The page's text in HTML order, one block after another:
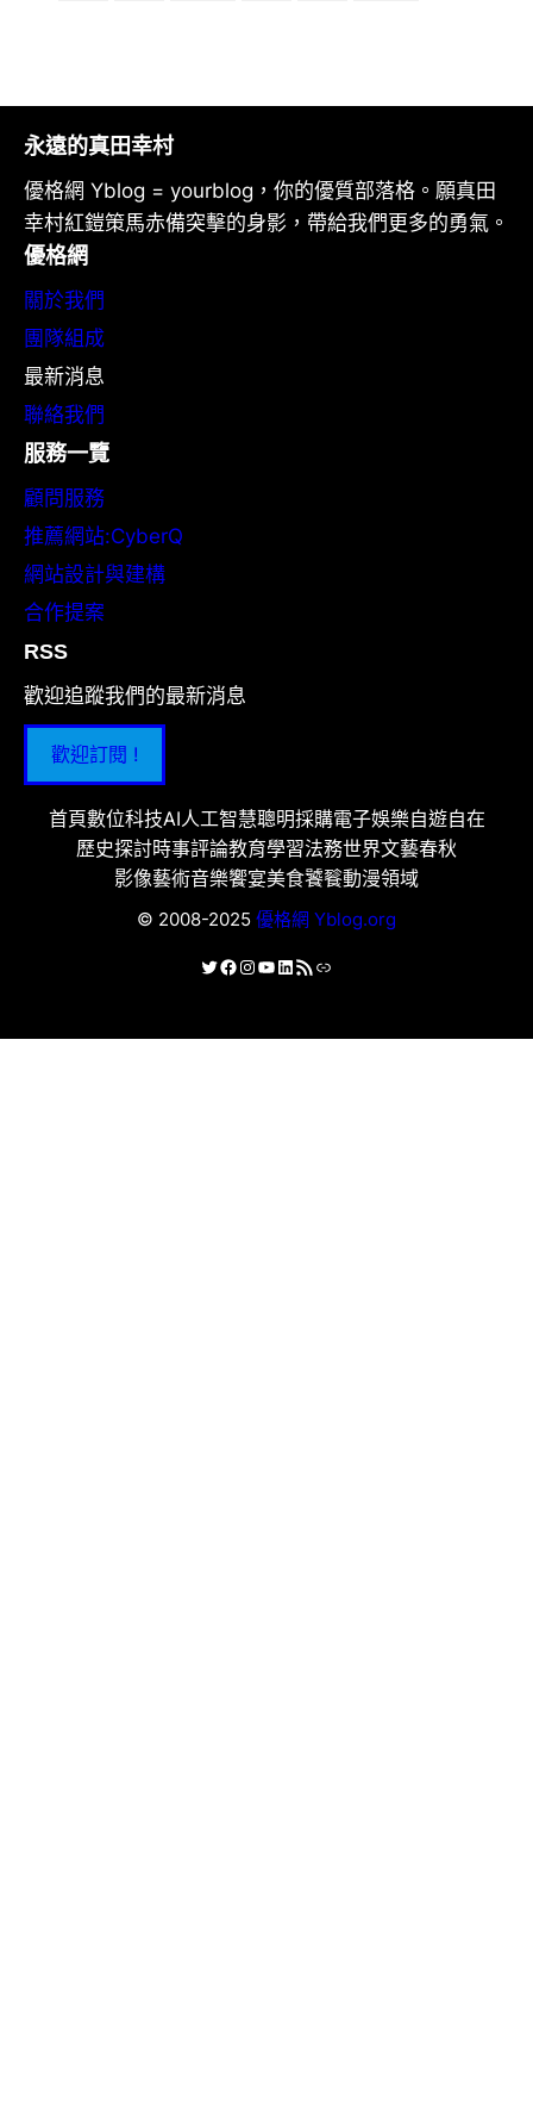
永遠的真田幸村
優格網 Yblog = yourblog，你的優質部落格。願真田
幸村紅鎧策馬赤備突擊的身影，帶給我們更多的勇氣。
優格網
關於我們
團隊組成
最新消息
聯絡我們
服務一覽
顧問服務
推薦網站:CyberQ
網站設計與建構
合作提案
RSS
歡迎追蹤我們的最新消息
歡迎訂閱 !
首頁數位科技AI人工智慧聰明採購電子娛樂自遊自在
歷史探討時事評論教育學習法務世界文藝春秋
影像藝術音樂饗宴美食饕餮動漫領域
© 2008-2025 優格網 Yblog.org
X Facebook
Instagram
YouTube
LinkedIn
RSS 資訊提供連結